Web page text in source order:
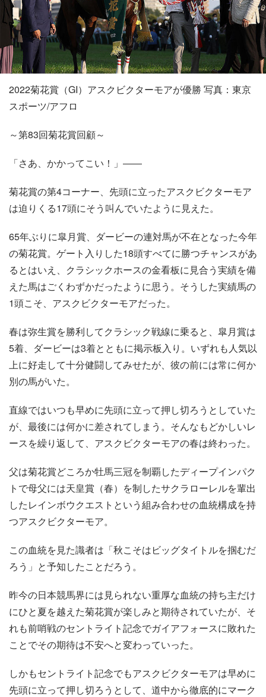
2022菊花賞（GI）アスクビクターモアが優勝 写真：東京
スポーツ/アフロ
～第83回菊花賞回顧～
「さあ、かかってこい！」――
菊花賞の第4コーナー、先頭に立ったアスクビクターモア
は迫りくる17頭にそう叫んでいたように見えた。
65年ぶりに皐月賞、ダービーの連対馬が不在となった今年
の菊花賞。ゲート入りした18頭すべてに勝つチャンスがあ
るとはいえ、クラシックホースの金看板に見合う実績を備
えた馬はごくわずかだったように思う。そうした実績馬の
1頭こそ、アスクビクターモアだった。
春は弥生賞を勝利してクラシック戦線に乗ると、皐月賞は
5着、ダービーは3着とともに掲示板入り。いずれも人気以
上に好走して十分健闘してみせたが、彼の前には常に何か
別の馬がいた。
直線ではいつも早めに先頭に立って押し切ろうとしていた
が、最後には何かに差されてしまう。そんなもどかしいレ
ースを繰り返して、アスクビクターモアの春は終わった。
父は菊花賞どころか牡馬三冠を制覇したディープインパク
トで母父には天皇賞（春）を制したサクラローレルを輩出
したレインボウクエストという組み合わせの血統構成を持
つアスクビクターモア。
この血統を見た識者は「秋こそはビッグタイトルを掴むだ
ろう」と予知したことだろう。
昨今の日本競馬界には見られない重厚な血統の持ち主だけ
にひと夏を越えた菊花賞が楽しみと期待されていたが、そ
れも前哨戦のセントライト記念でガイアフォースに敗れた
ことでその期待は不安へと変わっていった。
しかもセントライト記念でもアスクビクターモアは早めに
先頭に立って押し切ろうとして、道中から徹底的にマーク